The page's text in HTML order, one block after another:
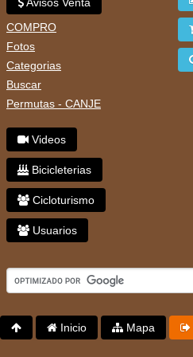
COMPRO
Fotos
Categorias
Buscar
Permutas - CANJE
Videos
Bicicleterias
Cicloturismo
Usuarios
Inicio Mapa